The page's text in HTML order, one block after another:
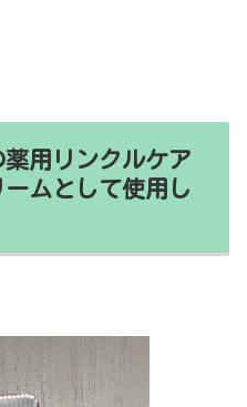
用リンクルケア
ムとして使用し